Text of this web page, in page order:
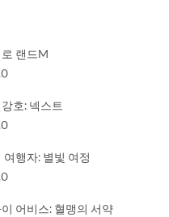
랜드M
호: 넥스트
여행자: 별빛 여정
어비스: 혈맹의 서약